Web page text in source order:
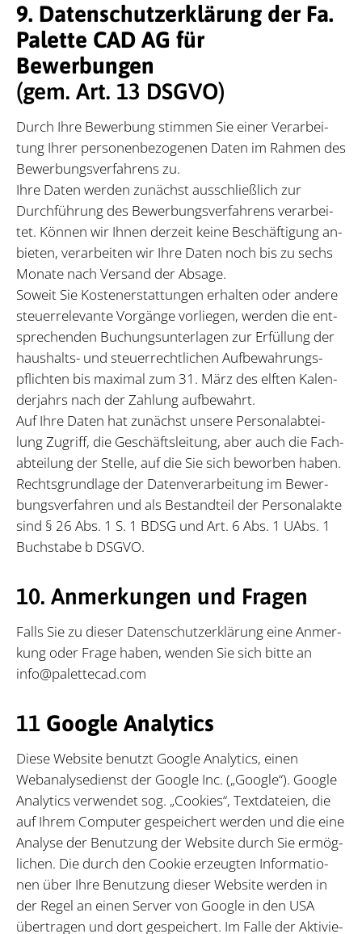
9. Datenschutzerklärung der Fa.
Palette CAD AG für
Bewerbungen
(gem. Art. 13 DS­GVO)
Durch Ihre Be­wer­bung stim­men Sie ei­ner Ver­ar­bei­
tung Ih­rer per­so­nen­be­zo­ge­nen Da­ten im Rah­men des
Be­wer­bungs­ver­fah­rens zu.
Ihre Da­ten wer­den zu­nächst aus­schließ­lich zur
Durch­füh­rung des Be­wer­bungs­ver­fah­rens ver­ar­bei­
tet. Kön­nen wir Ih­nen der­zeit kei­ne Be­schäf­ti­gung an­
bie­ten, ver­ar­bei­ten wir Ihre Da­ten noch bis zu sechs
Mo­na­te nach Ver­sand der Ab­sa­ge.
So­weit Sie Kos­ten­er­stat­tun­gen er­hal­ten oder an­de­re
steu­er­re­le­van­te Vor­gän­ge vor­lie­gen, wer­den die ent­
spre­chen­den Bu­chungs­un­ter­la­gen zur Er­fül­lung der
haus­halts- und steu­er­recht­li­chen Auf­be­wah­rungs­
pflich­ten bis ma­xi­mal zum 31. März des elf­ten Ka­len­
der­jahrs nach der Zah­lung auf­be­wahrt.
Auf Ihre Da­ten hat zu­nächst un­se­re Per­so­nal­ab­tei­
lung Zu­griff, die Ge­schäfts­lei­tung, aber auch die Fach­
ab­tei­lung der Stel­le, auf die Sie sich be­wor­ben ha­ben.
Rechts­grund­la­ge der Da­ten­ver­ar­bei­tung im Be­wer­
bungs­ver­fah­ren und als Be­stand­teil der Per­so­nal­ak­te
sind § 26 Abs. 1 S. 1 BDSG und Art. 6 Abs. 1 UAbs. 1
Buch­sta­be b DS­GVO.
10. An­mer­kun­gen und Fra­gen­
Falls Sie zu die­ser Da­ten­schutz­er­klä­rung eine An­mer­
kung oder Fra­ge ha­ben, wen­den Sie sich bit­te an
info@pa­let­te­cad.com
11 Google Analytics
Die­se Web­site be­nutzt Goog­le Ana­ly­tics, ei­nen
Webana­ly­se­dienst der Goog­le Inc. („Goog­le“). Goog­le
Ana­ly­tics ver­wen­det sog. „Coo­kies“, Text­da­tei­en, die
auf Ih­rem Com­pu­ter ge­spei­chert wer­den und die eine
Ana­ly­se der Be­nut­zung der Web­site durch Sie er­mög­
li­chen. Die durch den Coo­kie er­zeug­ten In­for­ma­tio­
nen über Ihre Be­nut­zung die­ser Web­site wer­den in
der Re­gel an ei­nen Ser­ver von Goog­le in den USA
über­tra­gen und dort ge­spei­chert. Im Fal­le der Ak­ti­vie­